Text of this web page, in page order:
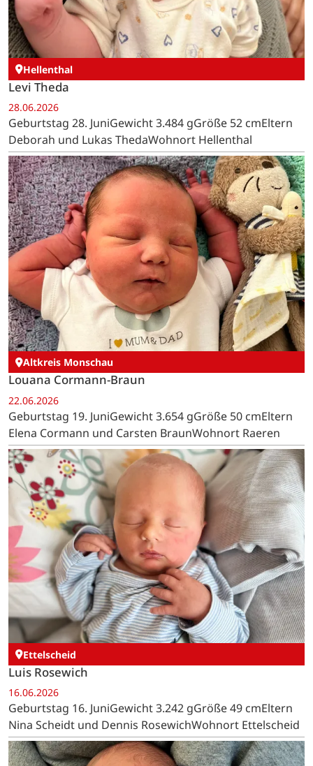
Hellenthal
Levi Theda
28.06.2026
Geburtstag 28. JuniGewicht 3.484 gGröße 52 cmEltern
Deborah und Lukas ThedaWohnort Hellenthal
Altkreis Monschau
Louana Cormann-Braun
22.06.2026
Geburtstag 19. JuniGewicht 3.654 gGröße 50 cmEltern
Elena Cormann und Carsten BraunWohnort Raeren
Ettelscheid
Luis Rosewich
16.06.2026
Geburtstag 16. JuniGewicht 3.242 gGröße 49 cmEltern
Nina Scheidt und Dennis RosewichWohnort Ettelscheid